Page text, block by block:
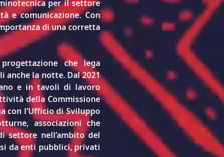
per il settore
e comunicazione. Con
di una corretta
che lega
anche la notte. Dal 2021
e in tavoli di lavoro
della Commissione
con l’Ufficio di Sviluppo
associazioni che
settore nell’ambito del
da enti pubblici, privati